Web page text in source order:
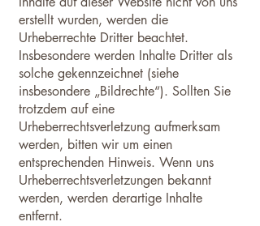
erstellt wurden, werden die
Urheberrechte Dritter beachtet.
Insbesondere werden Inhalte Dritter als
solche gekennzeichnet (siehe
insbesondere „Bildrechte“). Sollten Sie
trotzdem auf eine
Urheberrechtsverletzung aufmerksam
werden, bitten wir um einen
entsprechenden Hinweis. Wenn uns
Urheberrechtsverletzungen bekannt
werden, werden derartige Inhalte
entfernt.